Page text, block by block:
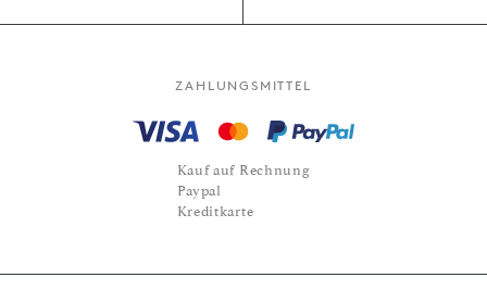
ZAHLUNGSMITTEL
Kauf auf Rechnung
Paypal
Kreditkarte